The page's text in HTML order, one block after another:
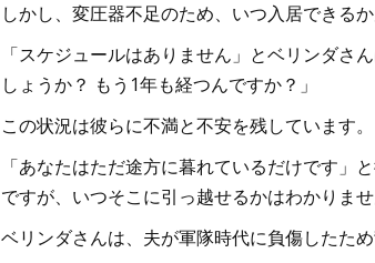
しかし、変圧器不足のため、いつ入居できるか
「スケジュールはありません」とベリンダさ
しょうか？ もう1年も経つんですか？」
この状況は彼らに不満と不安を残しています。
「あなたはただ途方に暮れているだけです」
ですが、いつそこに引っ越せるかはわかりませ
ベリンダさんは、夫が軍隊時代に負傷したた